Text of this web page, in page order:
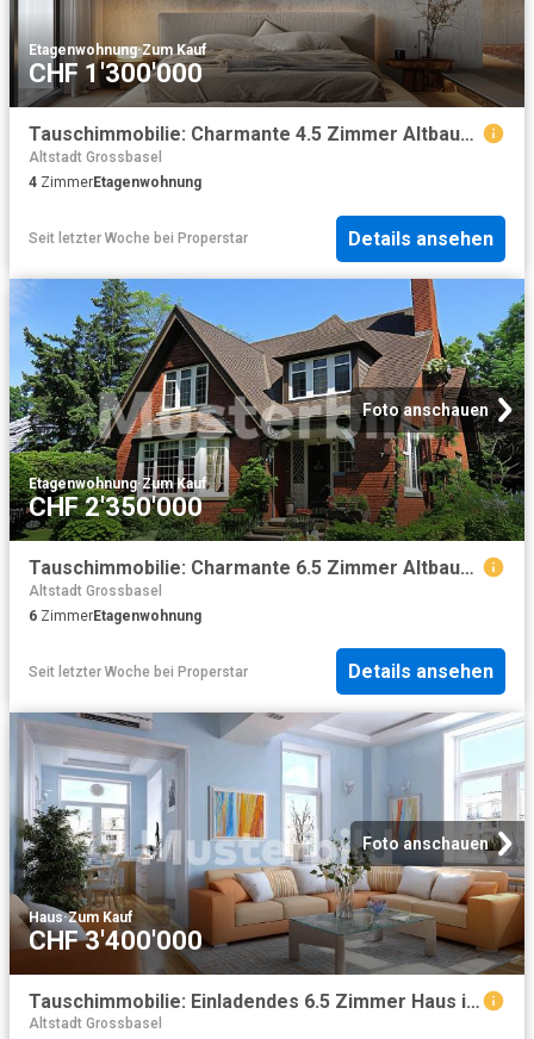
Etagenwohnung·Zum Kauf
CHF 1'300'000
Tauschimmobilie: Charmante 4.5 Zimmer Altbauwohnung, modern saniert in Basel
Altstadt Grossbasel
4 ZimmerEtagenwohnung
Seit letzter Woche bei Properstar Details ansehen
Foto anschauen
Etagenwohnung·Zum Kauf
CHF 2'350'000
Tauschimmobilie: Charmante 6.5 Zimmer Altbauwohnung im Herzen von Basel
Altstadt Grossbasel
6 ZimmerEtagenwohnung
Seit letzter Woche bei Properstar Details ansehen
Foto anschauen
Haus·Zum Kauf
CHF 3'400'000
Tauschimmobilie: Einladendes 6.5 Zimmer Haus in bevorzugter Lage von Basel
Altstadt Grossbasel